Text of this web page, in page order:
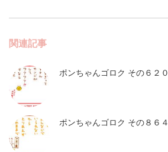
関連記事
ポンちゃんゴロク その６２０
ポンちゃんゴロク その８６４